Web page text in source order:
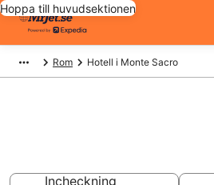
Hoppa till huvudsektionen
Rom Hotell i Monte Sacro
Incheckning